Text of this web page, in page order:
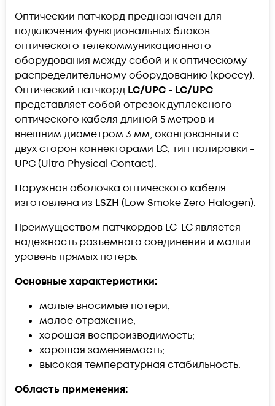
Оптический патчкорд предназначен для
подключения функциональных блоков
оптического телекоммуникационного
оборудования между собой и к оптическому
распределительному оборудованию (кроссу).
Оптический патчкорд LC/UPC - LC/UPC
представляет собой отрезок дуплексного
оптического кабеля длиной 5 метров и
внешним диаметром 3 мм, оконцованный с
двух сторон коннекторами LC, тип полировки -
UPC (Ultra Physical Contact).
Наружная оболочка оптического кабеля
изготовлена из LSZH (Low Smoke Zero Halogen).
Преимуществом патчкордов LC-LC является
надежность разъемного соединения и малый
уровень прямых потерь.
Основные характеристики:
малые вносимые потери;
малое отражение;
хорошая воспроизводимость;
хорошая заменяемость;
высокая температурная стабильность.
Область применения: